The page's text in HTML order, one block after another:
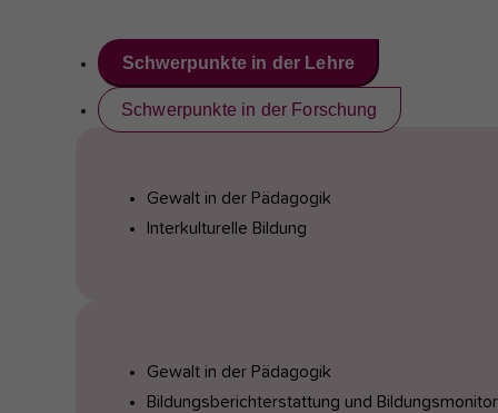
Schwerpunkte in der Lehre
Schwerpunkte in der Forschung
Gewalt in der Pädagogik
Interkulturelle Bildung
Gewalt in der Pädagogik
Bildungsberichterstattung und